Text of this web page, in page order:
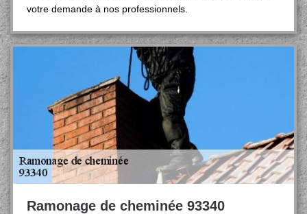
votre demande à nos professionnels.
Ramonage de cheminée 93340